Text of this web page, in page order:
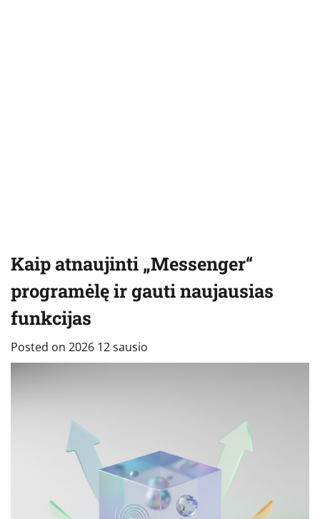
Kaip atnaujinti „Messenger“
programėlę ir gauti naujausias
funkcijas
Posted on 2026 12 sausio